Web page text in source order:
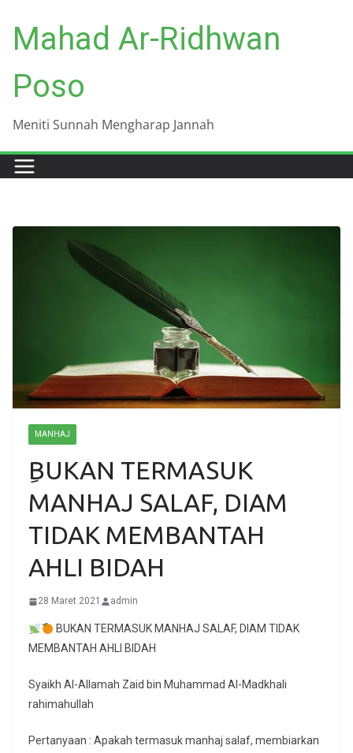
content
Mahad Ar-Ridhwan
Poso
Meniti Sunnah Mengharap Jannah
MANHAJ
ِBUKAN TERMASUK
MANHAJ SALAF, DIAM
TIDAK MEMBANTAH
AHLI BIDAH
28 Maret 2021 admin
BUKAN TERMASUK MANHAJ SALAF, DIAM TIDAK
MEMBANTAH AHLI BIDAH
Syaikh Al-Allamah Zaid bin Muhammad Al-Madkhali
rahimahullah
Pertanyaan : Apakah termasuk manhaj salaf, membiarkan